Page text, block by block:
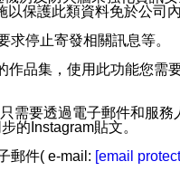
保護此類資料免於公司
停止寄發相關訊息等。
品集，使用此功能您需
需要透過電子郵件和服
的Instagram貼文。
郵件( e-mail: [email